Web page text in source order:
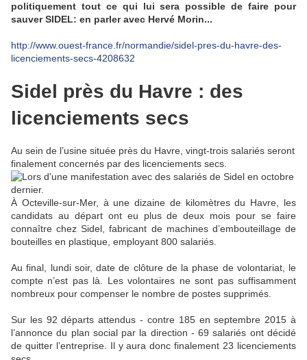
politiquement tout ce qui lui sera possible de faire pour
sauver SIDEL: en parler avec Hervé Morin...
http://www.ouest-france.fr/normandie/sidel-pres-du-havre-des-
licenciements-secs-4208632
Sidel près du Havre : des
licenciements secs
Au sein de l’usine située près du Havre, vingt-trois salariés seront
finalement concernés par des licenciements secs.
À Octeville-sur-Mer, à une dizaine de kilomètres du Havre, les
candidats au départ ont eu plus de deux mois pour se faire
connaître chez Sidel, fabricant de machines d’embouteillage de
bouteilles en plastique, employant 800 salariés.
Au final, lundi soir, date de clôture de la phase de volontariat, le
compte n’est pas là. Les volontaires ne sont pas suffisamment
nombreux pour compenser le nombre de postes supprimés.
Sur les 92 départs attendus - contre 185 en septembre 2015 à
l’annonce du plan social par la direction - 69 salariés ont décidé
de quitter l’entreprise. Il y aura donc finalement 23 licenciements